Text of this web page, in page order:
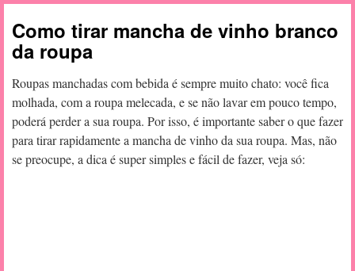
Como tirar mancha de vinho branco
da roupa
Roupas manchadas com bebida é sempre muito chato: você fica
molhada, com a roupa melecada, e se não lavar em pouco tempo,
poderá perder a sua roupa. Por isso, é importante saber o que fazer
para tirar rapidamente a mancha de vinho da sua roupa. Mas, não
se preocupe, a dica é super simples e fácil de fazer, veja só: